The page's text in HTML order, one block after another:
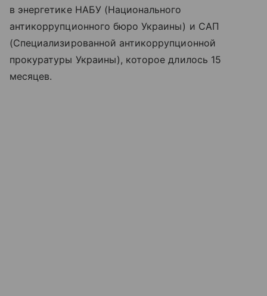
в энергетике НАБУ (Национального
антикоррупционного бюро Украины) и САП
(Специализированной антикоррупционной
прокуратуры Украины), которое длилось 15
месяцев.